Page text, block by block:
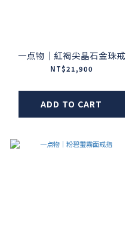
一点物｜紅褐尖晶石金珠戒
NT$21,900
ADD TO CART